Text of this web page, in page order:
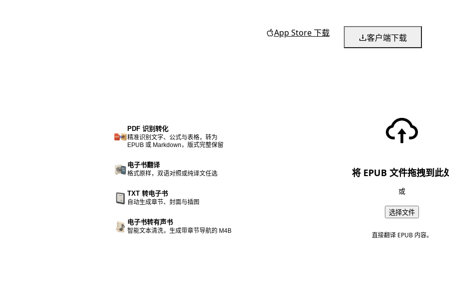
App Store 下载 客户端下载
PDF 识别转化
精准识别文字、公式与表格，转为
EPUB 或 Markdown，版式完整保留
电子书翻译
格式原样，双语对照或纯译文任选
TXT 转电子书
自动生成章节、封面与插图
电子书转有声书
智能文本清洗，生成带章节导航的 M4B
将 EPUB 文件拖拽到此
或
选择文件
直接翻译 EPUB 内容。